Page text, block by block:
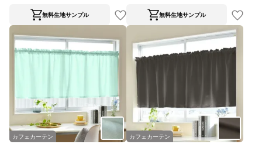
無料生地サンプル 無料生地サンプル
カフェカーテン カフェカーテン